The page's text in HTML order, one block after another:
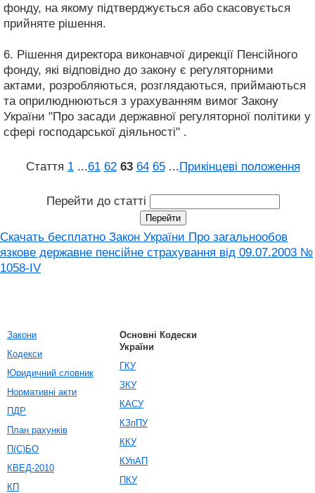
фонду, на якому підтверджується або скасовується
прийняте рішення.
6. Рішення директора виконавчої дирекції Пенсійного
фонду, які відповідно до закону є регуляторними
актами, розробляються, розглядаються, приймаються
та оприлюднюються з урахуванням вимог Закону
України "Про засади державної регуляторної політики у
сфері господарської діяльності" .
Стаття 1 ...61 62 63 64 65 ...Прикінцеві положення
Перейти до статті
Скачать бесплатно Закон України Про загальнообов
язкове державне пенсійне страхування від 09.07.2003 №
1058-IV
Закони
Кодекси
Юридичний словник
Нормативні акти
ПДР
План рахунків
П(С)БО
КВЕД-2010
КП
Основні Кодески
України
ГКУ
ЗКУ
КАСУ
КЗпПУ
ККУ
КУпАП
ПКУ